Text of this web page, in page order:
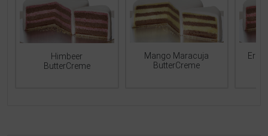
Himbeer
ButterCreme
Mango Maracuja
ButterCreme